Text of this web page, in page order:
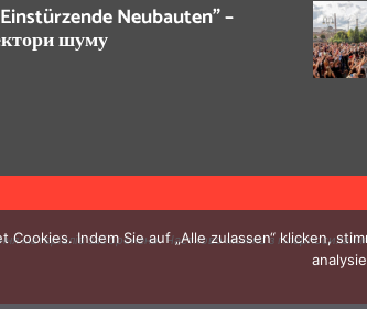
Neubauten” –
шуму
матеріалів заборонено. Частково можна з
Cookies. Indem Sie auf „Alle zulassen“ klicken,